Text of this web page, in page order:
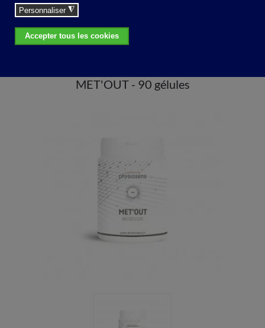
Home Compléments alimentaires
Physiosens
MET'OUT - 90 gélules
MET'OUT - 90 gélules